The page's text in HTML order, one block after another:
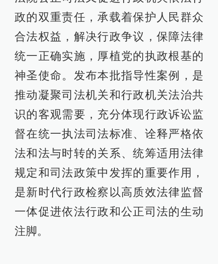
政的双重责任，承载着保护人民群众
合法权益，解决行政争议，保障法律
统一正确实施，厚植党的执政根基的
神圣使命。发布本批指导性案例，是
推动凝聚司法机关和行政机关法治共
识的客观需要，充分体现行政诉讼监
督在统一执法司法标准、诠释严格依
法和法与时转的关系、统筹适用法律
规定和司法政策中发挥的重要作用，
是新时代行政检察以高质效法律监督
一体促进依法行政和公正司法的生动
注脚。